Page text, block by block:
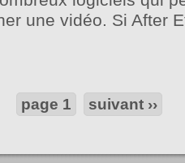
une vidéo. Si After
page 1 suivant ››